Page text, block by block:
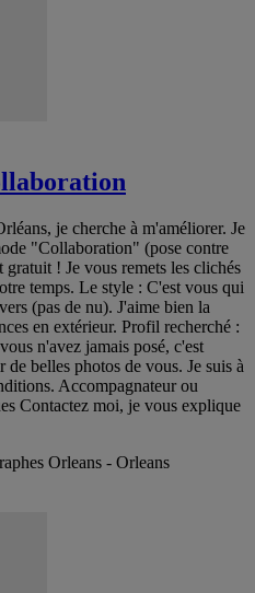
je cherche à m'améliorer. Je
"Collaboration" (pose contre
gratuit ! Je vous remets les clichés
temps. Le style : C'est vous qui
(pas de nu). J'aime bien la
en extérieur. Profil recherché :
n'avez jamais posé, c'est
belles photos de vous. Je suis à
Accompagnateur ou
Contactez moi, je vous explique
Orleans - Orleans